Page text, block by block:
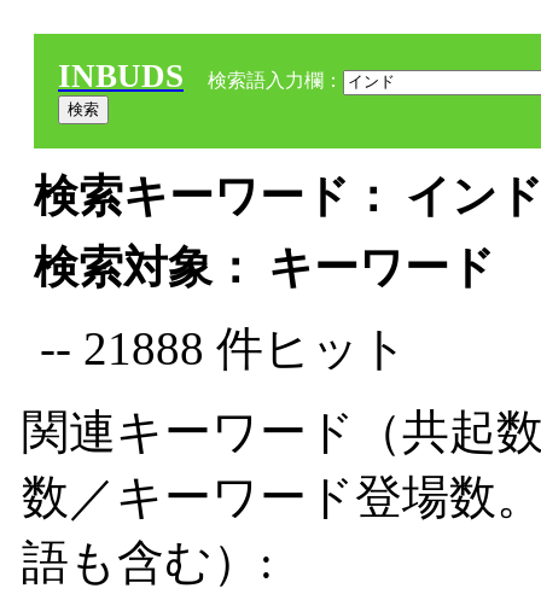
INBUDS 検索語入力欄：
検索キーワード： イン
検索対象： キーワード
-- 21888 件ヒット
関連キーワード（共起
数／キーワード登場数
語も含む）: